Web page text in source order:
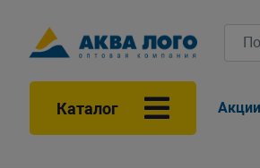
Каталог Акции